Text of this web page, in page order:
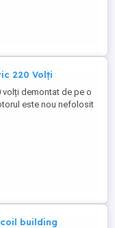
Delrin Finisaj sablat
compactă cu
de 3,7 ml Controlul ...
220 Volți
demontat de pe o
este nou nefolosit
se vede în poze.
despre
la telefon .
building